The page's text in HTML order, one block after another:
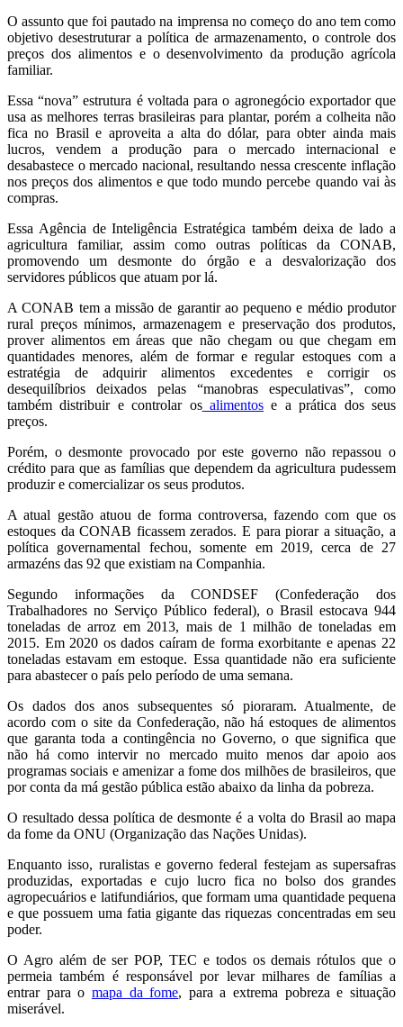
O assunto que foi pautado na imprensa no começo do ano tem como
objetivo desestruturar a política de armazenamento, o controle dos
preços dos alimentos e o desenvolvimento da produção agrícola
familiar.
Essa “nova” estrutura é voltada para o agronegócio exportador que
usa as melhores terras brasileiras para plantar, porém a colheita não
fica no Brasil e aproveita a alta do dólar, para obter ainda mais
lucros, vendem a produção para o mercado internacional e
desabastece o mercado nacional, resultando nessa crescente inflação
nos preços dos alimentos e que todo mundo percebe quando vai às
compras.
Essa Agência de Inteligência Estratégica também deixa de lado a
agricultura familiar, assim como outras políticas da CONAB,
promovendo um desmonte do órgão e a desvalorização dos
servidores públicos que atuam por lá.
A CONAB tem a missão de garantir ao pequeno e médio produtor
rural preços mínimos, armazenagem e preservação dos produtos,
prover alimentos em áreas que não chegam ou que chegam em
quantidades menores, além de formar e regular estoques com a
estratégia de adquirir alimentos excedentes e corrigir os
desequilíbrios deixados pelas “manobras especulativas”, como
também distribuir e controlar osalimentos e a prática dos seus
preços.
Porém, o desmonte provocado por este governo não repassou o
crédito para que as famílias que dependem da agricultura pudessem
produzir e comercializar os seus produtos.
A atual gestão atuou de forma controversa, fazendo com que os
estoques da CONAB ficassem zerados. E para piorar a situação, a
política governamental fechou, somente em 2019, cerca de 27
armazéns das 92 que existiam na Companhia.
Segundo informações da CONDSEF (Confederação dos
Trabalhadores no Serviço Público federal), o Brasil estocava 944
toneladas de arroz em 2013, mais de 1 milhão de toneladas em
2015. Em 2020 os dados caíram de forma exorbitante e apenas 22
toneladas estavam em estoque. Essa quantidade não era suficiente
para abastecer o país pelo período de uma semana.
Os dados dos anos subsequentes só pioraram. Atualmente, de
acordo com o site da Confederação, não há estoques de alimentos
que garanta toda a contingência no Governo, o que significa que
não há como intervir no mercado muito menos dar apoio aos
programas sociais e amenizar a fome dos milhões de brasileiros, que
por conta da má gestão pública estão abaixo da linha da pobreza.
O resultado dessa política de desmonte é a volta do Brasil ao mapa
da fome da ONU (Organização das Nações Unidas).
Enquanto isso, ruralistas e governo federal festejam as supersafras
produzidas, exportadas e cujo lucro fica no bolso dos grandes
agropecuários e latifundiários, que formam uma quantidade pequena
e que possuem uma fatia gigante das riquezas concentradas em seu
poder.
O Agro além de ser POP, TEC e todos os demais rótulos que o
permeia também é responsável por levar milhares de famílias a
entrar para o mapa da fome, para a extrema pobreza e situação
miserável.